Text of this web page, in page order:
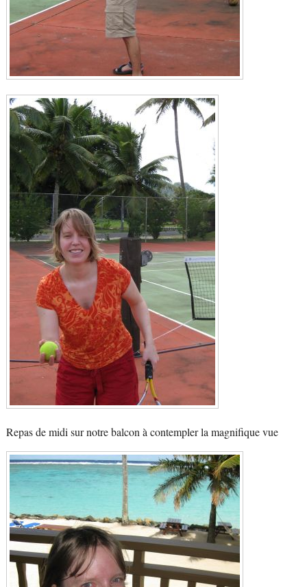
Repas de midi sur notre balcon à contempler la magnifique vue